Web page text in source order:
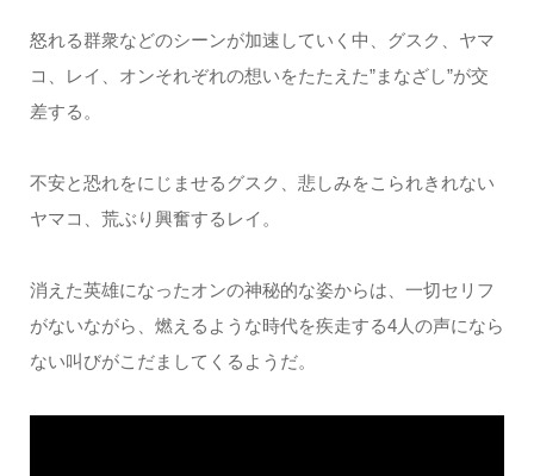
怒れる群衆などのシーンが加速していく中、グスク、ヤマ
コ、レイ、オンそれぞれの想いをたたえた”まなざし”が交
差する。
不安と恐れをにじませるグスク、悲しみをこられきれない
ヤマコ、荒ぶり興奮するレイ。
消えた英雄になったオンの神秘的な姿からは、一切セリフ
がないながら、燃えるような時代を疾走する4人の声になら
ない叫びがこだましてくるようだ。